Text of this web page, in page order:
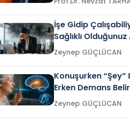
İşe Gidip
Sağlıklı
Gelir mi?Zeynep GÜÇLÜCAN
Konuşurken “Şey”
Erken Demans
Olabilir mi?Zeynep GÜÇLÜCAN